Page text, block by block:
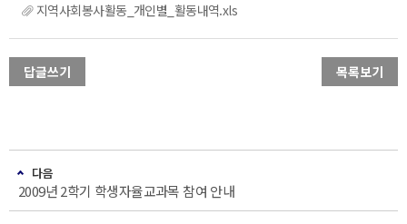
지역사회봉사활동_개인별_활동내역.xls
답글쓰기 목록보기
다음
2009년 2학기 학생자율교과목 참여 안내